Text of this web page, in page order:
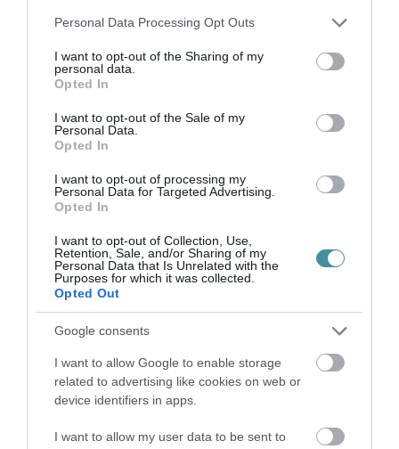
Please note that this website/app uses one or more Google
not limited to your visit or usage behaviour. You may click to
grant or deny consent to Google and its third-party tags to
use your data for below specified purposes in below Google
consent section.
Personal Data Processing Opt Outs
I want to opt-out of the Sharing of my
personal data.
Opted In
I want to opt-out of the Sale of my
Personal Data.
Opted In
I want to opt-out of processing my
Personal Data for Targeted Advertising.
Opted In
I want to opt-out of Collection, Use,
Retention, Sale, and/or Sharing of my
Personal Data that Is Unrelated with the
Purposes for which it was collected.
Opted Out
Google consents
I want to allow Google to enable storage
related to advertising like cookies on web or
device identifiers in apps.
I want to allow my user data to be sent to
egyenletes tincsekre oszd fel, hogy a
elkészültél, egy kis hajlakkal biztosíthatod a
tartósságot, hogy egész nap gyönyörűen álljon
a frizurád!
szabadjára a fantáziád, és próbálj meg új
stílusokat kialakítani. Lépj egyről a kettőre,
hiszen csak rajtad múlik, milyen formát ölt a
hajad!
(Szponzorált tartalom)
bennünket az EGRI ÜGYEK Google Hírek oldalán!